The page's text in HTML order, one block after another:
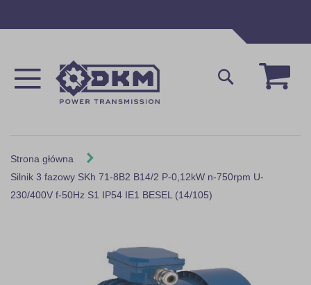
Mój
Szukaj
Strona główna
Silnik 3 fazowy SKh 71-8B2 B14/2 P-0,12kW n-750rpm U-
230/400V f-50Hz S1 IP54 IE1 BESEL (14/105)